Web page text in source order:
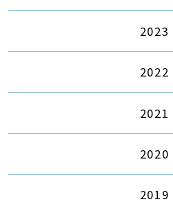
2023
2022
2021
2020
2019